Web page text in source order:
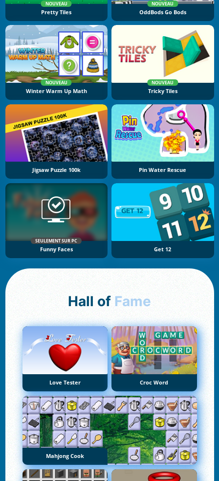
NOUVEAU
Pretty Tiles
NOUVEAU
OddBods Go Bods
NOUVEAU
Winter Warm Up Math
NOUVEAU
Tricky Tiles
Jigsaw Puzzle 100k Pin Water Rescue
SEULEMENT SUR PC
Funny Faces Get 12
Hall of Fame
Love Tester Croc Word
Mahjong Cook